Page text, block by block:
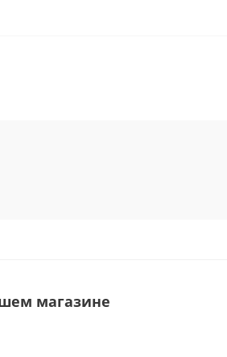
магазине